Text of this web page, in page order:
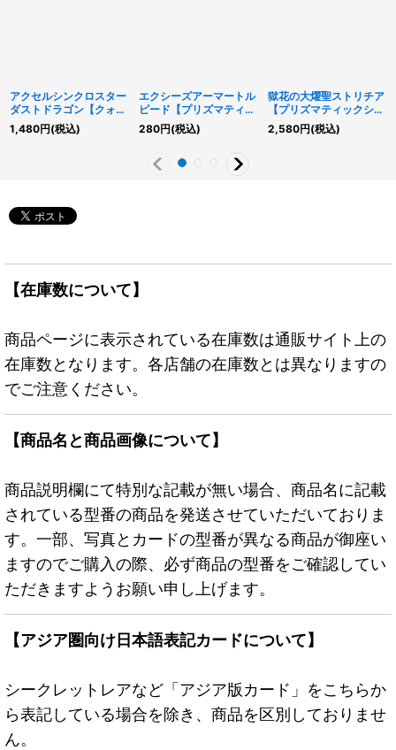
アクセルシンクロスター
ダストドラゴン【クォー
ターセンチュリーシーク
レット】{QCDB-
1,480円(税込)
エクシーズアーマートル
ピード【プリズマティッ
クシークレット】
{25DB-JP040}《エク
280円(税込)
獄花の大燿聖ストリチア
【プリズマティックシー
クレット】{BPRO-
JP040}《シンクロ》
2,580円(税込)
【在庫数について】
商品ページに表示されている在庫数は通販サイト上の
在庫数となります。各店舗の在庫数とは異なりますの
でご注意ください。
【商品名と商品画像について】
商品説明欄にて特別な記載が無い場合、商品名に記載
されている型番の商品を発送させていただいておりま
す。一部、写真とカードの型番が異なる商品が御座い
ますのでご購入の際、必ず商品の型番をご確認してい
ただきますようお願い申し上げます。
【アジア圏向け日本語表記カードについて】
シークレットレアなど「アジア版カード」をこちらか
ら表記している場合を除き、商品を区別しておりませ
ん。